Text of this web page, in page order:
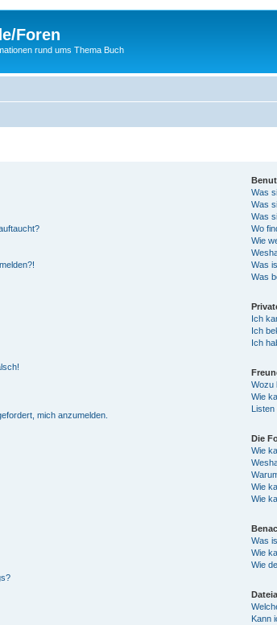
Foren
rund ums Thema Buch
mich anzumelden.
Was
Was
Was
Wo
Wie
Was
Was
Ich
Ich
Ich
Wozu
Wie
Listen
Die
Wie
Wie
Wie
Was
Wie
Wie
Kann